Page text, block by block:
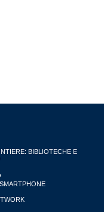
BIBLIOTECHE E